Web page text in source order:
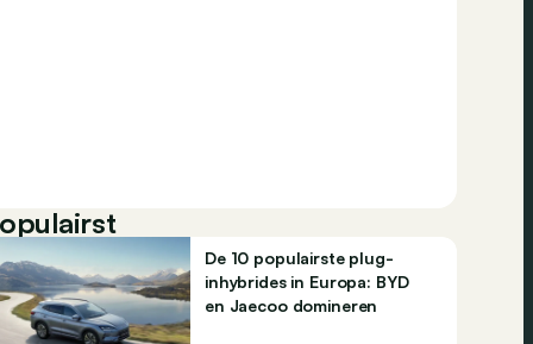
De 10 populairste plug-
inhybrides in Europa: BYD
en Jaecoo domineren